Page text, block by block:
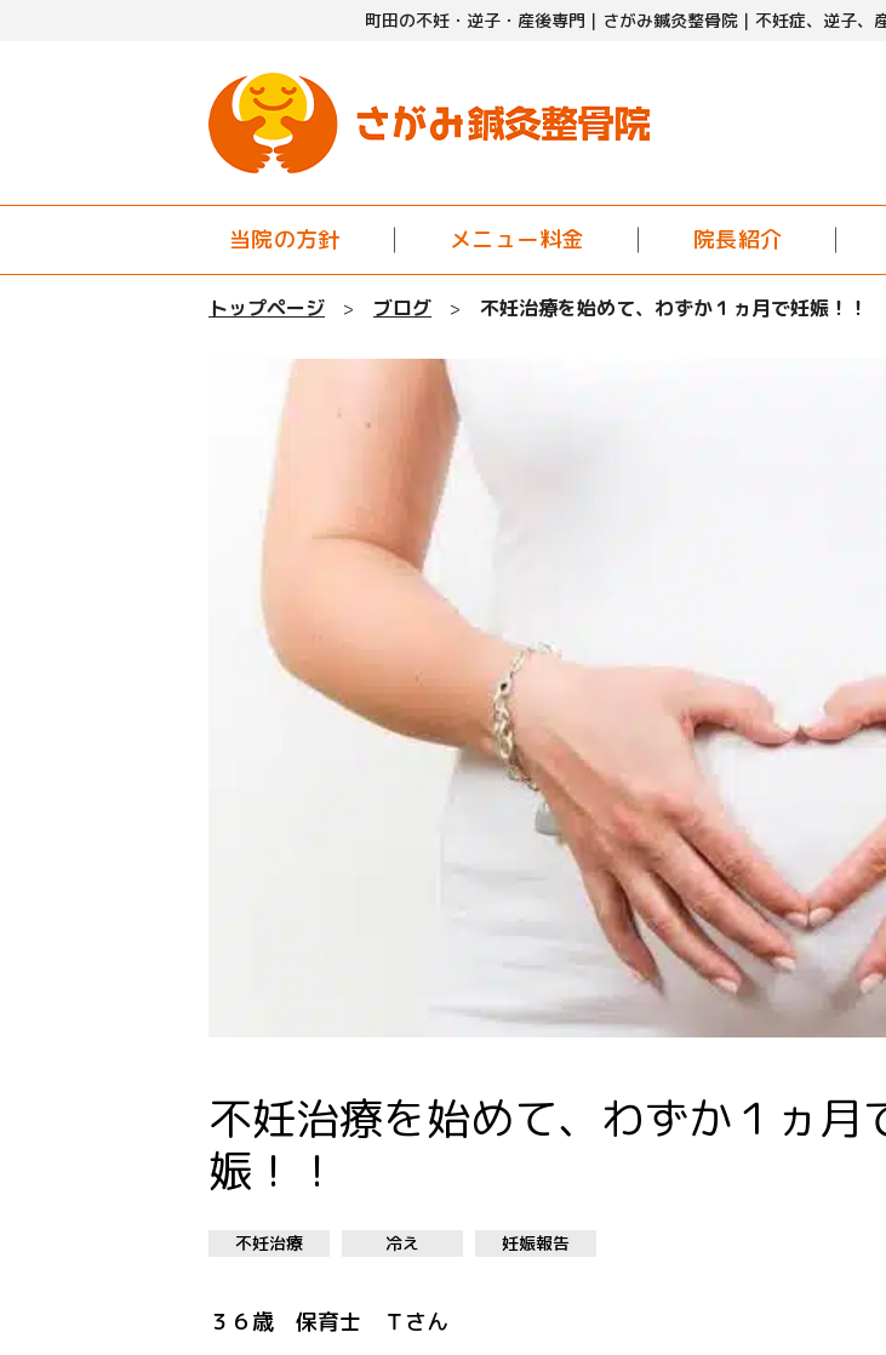
町田の不妊・逆子・産後専門｜さがみ鍼灸整骨院｜ 不妊症、逆子、
当院の方針 メニュー料金 院長紹介
トップページ ブログ 不妊治療を始めて、わずか１ヵ月で妊娠！！
不妊治療を始めて、わずか１ヵ月
娠！！
不妊治療 冷え 妊娠報告
３６歳 保育士 Ｔさん